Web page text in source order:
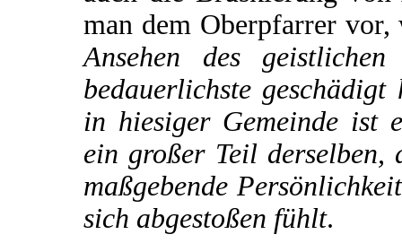
man dem Oberpfarrer
Ansehen des
bedauerlichste
in hiesiger Gemeinde ist
ein großer Teil derselben,
maßgebende
sich abgestoßen fühlt.